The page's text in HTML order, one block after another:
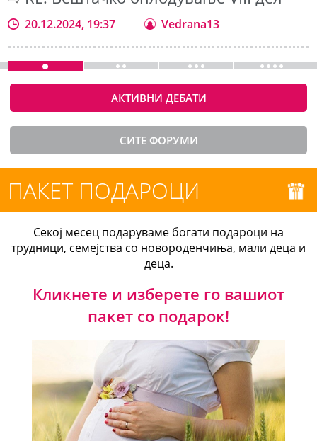
20.12.2024, 19:37 Vedrana13
АКТИВНИ ДЕБАТИ
СИТЕ ФОРУМИ
ПАКЕТ ПОДАРОЦИ
Секој месец подаруваме богати подароци на
трудници, семејства со новороденчиња, мали деца и
деца.
Кликнете и изберете го вашиот
пакет со подарок!